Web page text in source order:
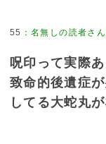
55
呪印って実際
致命的後遺症
してる大蛇丸